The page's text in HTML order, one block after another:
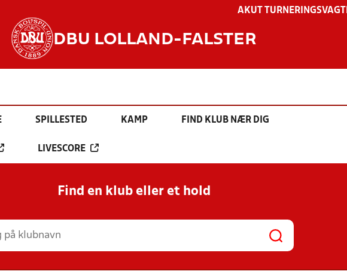
AKUT TURNERINGSVAGT
DBU LOLLAND-FALSTER
SPILLESTED KAMP FIND KLUB NÆR DIG
LIVESCORE
Find en klub eller et hold